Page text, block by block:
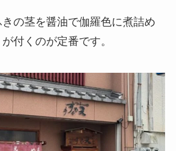
の茎を醤油で伽羅色に煮詰め
付くのが定番です。